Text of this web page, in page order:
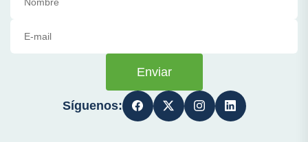
Enviar
Síguenos: